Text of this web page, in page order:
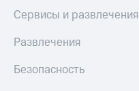
Сервисы и развлечения
Развлечения
Безопасность